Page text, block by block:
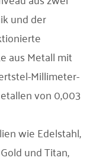
und der
aus Metall mit
Millimeter-
von 0,003
wie Edelstahl,
und Titan,